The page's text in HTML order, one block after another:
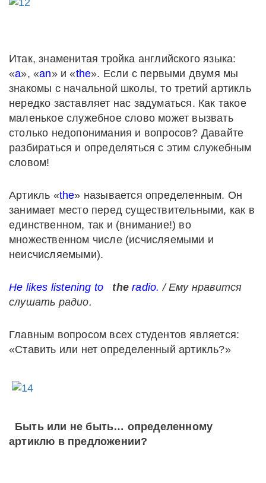
Итак, знаменитая тройка английского языка:
«a», «an» и «the». Если с первыми двумя мы
знакомы с начальной школы, то третий артикль
нередко заставляет нас задуматься. Как такое
маленькое служебное слово может вызвать
столько недопонимания и вопросов? Давайте
разбираться и определяться с этим служебным
словом!
Артикль «the» называется определенным. Он
занимает место перед существительными, как в
единственном, так и (внимание!) во
множественном числе (исчисляемыми и
неисчисляемыми).
He likes listening to the radio. /Ему нравится
слушать радио.
Главным вопросом всех студентов является:
«Ставить или нет определенный артикль?»
Быть или не быть… определенному
артиклю в предложении?